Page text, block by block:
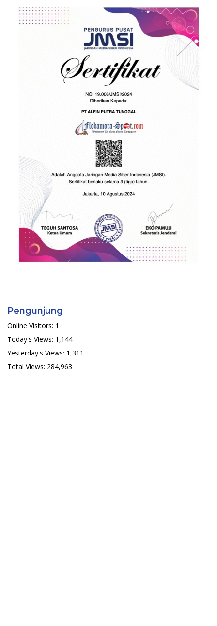
Pengunjung
Online Visitors: 1
Today's Views: 1,144
Yesterday's Views: 1,311
Total Views: 284,963